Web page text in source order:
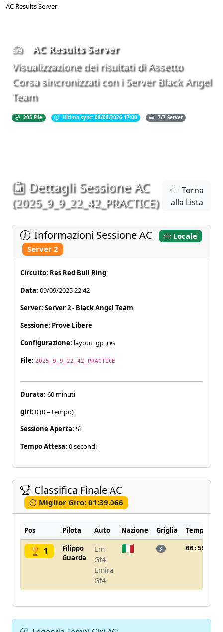
AC Results Server
AC Results Server
Visualizzazione dei risultati di Assetto
Corsa sincronizzati con i Server Black Angel
Team
205 File Ultimo sync: 08/08/2026 17:00 7/7 Server
Dettagli Sessione AC
(2025_9_9_22_42_PRACTICE)
Torna
alla Lista
Informazioni Sessione AC
Locale
Server 2
Circuito: Res Red Bull Ring
Data: 09/09/2025 22:42
Server: Server 2 - Black Angel Team
Sessione: Prove Libere
Configurazione: layout_gp_res
File: 2025_9_9_22_42_PRACTICE
Durata: 60 minuti
giri: 0 (0 = tempo)
Sessione Aperta: Sì
Tempo Attesa: 0 secondi
Classifica Finale AC
Miglior Giro: 01:39.066
Pos Pilota Auto Nazione Griglia Tempo
🏆 1
Filippo
Guarda
Lm
Gt4
Emira
Gt4
3